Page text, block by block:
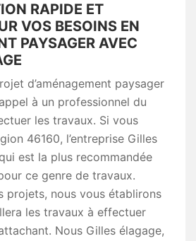
RAPIDE ET
VOS BESOINS EN
PAYSAGER AVEC
d’aménagement paysager
à un professionnel du
les travaux. Si vous
46160, l’entreprise Gilles
est la plus recommandée
ce genre de travaux.
projets, nous vous établirons
les travaux à effectuer
Nous Gilles élagage,